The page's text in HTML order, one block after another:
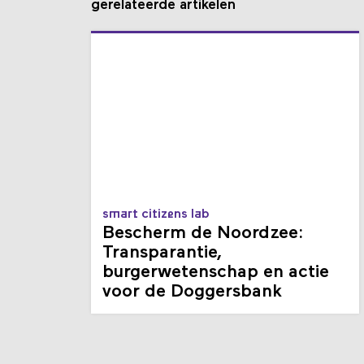
gerelateerde artikelen
smart citizens lab
Bescherm de Noordzee:
Transparantie,
burgerwetenschap en actie
voor de Doggersbank